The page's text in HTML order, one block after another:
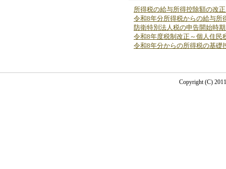
所得税の給与所得控除額の改
令和8年分所得税からの給与所
防衛特別法人税の申告開始時
令和8年度税制改正～個人住民
令和8年分からの所得税の基礎
Copyright (C)